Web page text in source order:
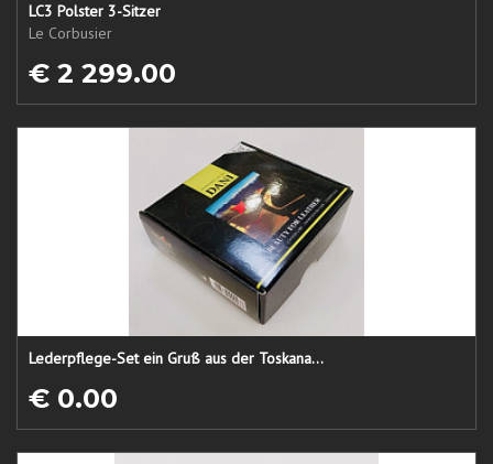
LC3 Polster 3-Sitzer
Le Corbusier
€ 2 299.00
Lederpflege-Set ein Gruß aus der Toskana...
€ 0.00